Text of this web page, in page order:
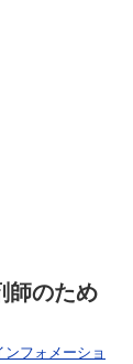
師のため
ンフォメーショ